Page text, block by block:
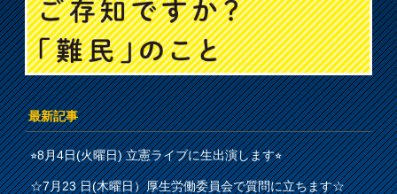
最新記事
⭐︎8月4日(火曜日) 立憲ライブに生出演します⭐︎
☆7月23 日(木曜日）厚生労働委員会で質問に立ちます☆